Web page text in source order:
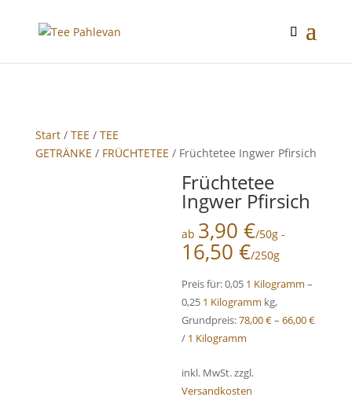
Start/ TEE / TEE
GETRÄNKE / FRÜCHTETEE / Früchtetee Ingwer Pfirsich
Früchtetee
Ingwer Pfirsich
ab 3,90€/50g -
16,50€/250g
Preis für: 0,05 1 Kilogramm –
0,25 1 Kilogramm kg,
Grundpreis:78,00€–66,00€
/ 1 Kilogramm
inkl. MwSt.zzgl.
Versandkosten